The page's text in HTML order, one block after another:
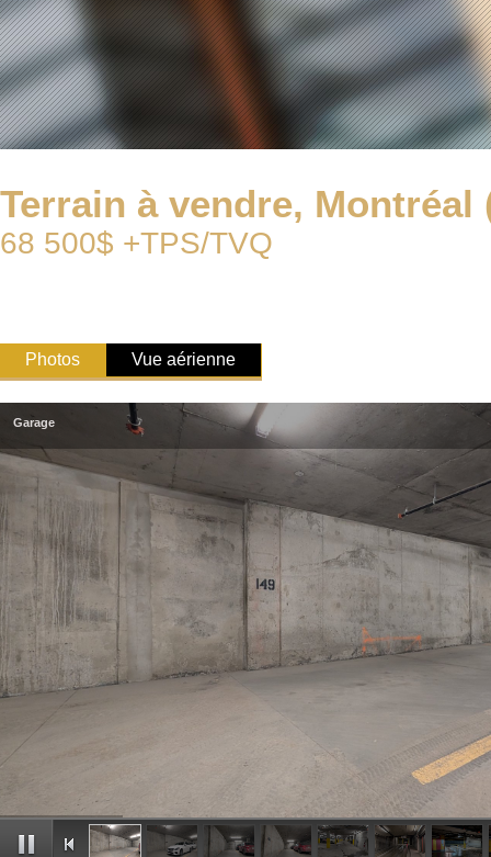
Terrain à vendre, Montréal
68 500$ +TPS/TVQ
Photos Vue aérienne
Garage